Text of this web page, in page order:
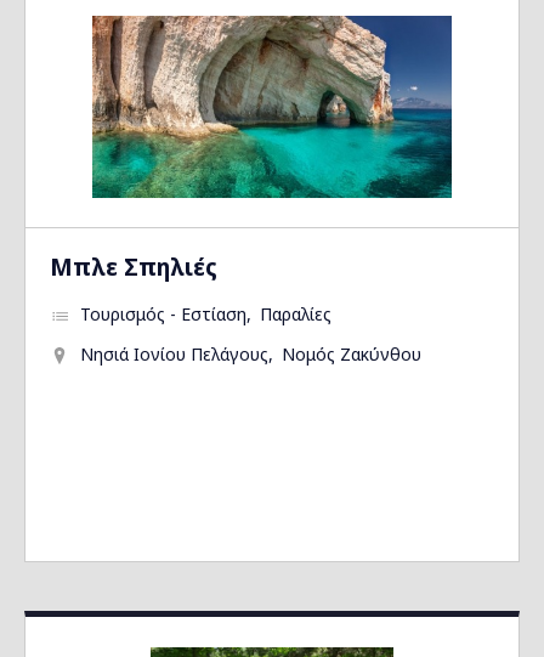
Μπλε Σπηλιές
Τουρισμός - Εστίαση
Παραλίες
Νησιά Ιονίου Πελάγους
Νομός Ζακύνθου